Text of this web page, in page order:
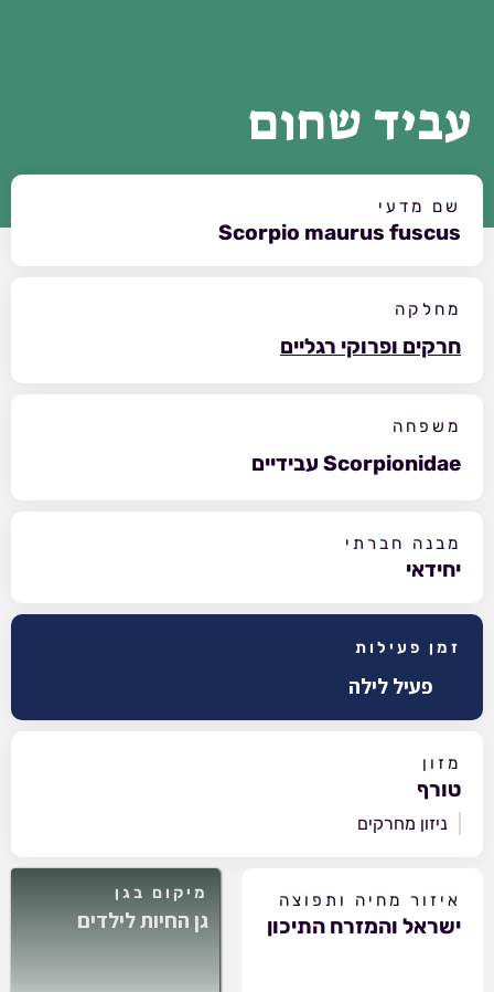
עביד שחום
שם מדעי
Scorpio maurus fuscus
מחלקה
חרקים ופרוקי רגליים
משפחה
Scorpionidae עבידיים
מבנה חברתי
יחידאי
זמן פעילות
פעיל לילה
מזון
טורף
ניזון מחרקים
איזור מחיה ותפוצה
ישראל והמזרח התיכון
מיקום בגן
גן החיות לילדים